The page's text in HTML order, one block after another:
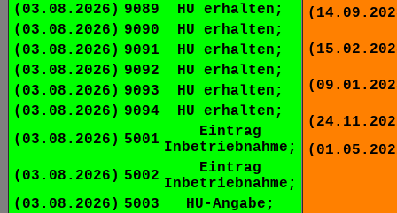
(03.08.2026) 9089
HU erhalten;
(03.08.2026) 9090
HU erhalten;
(03.08.2026) 9091
HU erhalten;
(03.08.2026) 9092
HU erhalten;
(03.08.2026) 9093
HU erhalten;
(03.08.2026) 9094
HU erhalten;
(03.08.2026) 5001
Eintrag
Inbetriebnahme;
(03.08.2026) 5002
Eintrag
Inbetriebnahme;
(03.08.2026) 5003
HU-Angabe;